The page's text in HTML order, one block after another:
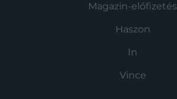
Magazin-előfizetés
Haszon
In
Vince